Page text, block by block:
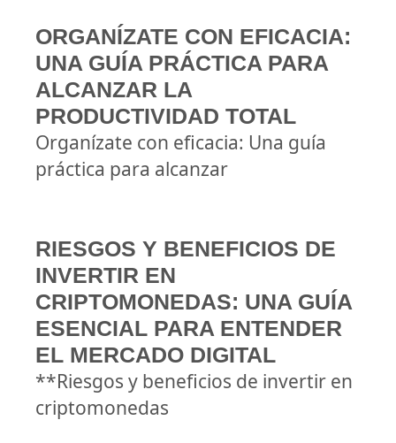
ORGANÍZATE CON EFICACIA:
UNA GUÍA PRÁCTICA PARA
ALCANZAR LA
PRODUCTIVIDAD TOTAL
Organízate con eficacia: Una guía
práctica para alcanzar
RIESGOS Y BENEFICIOS DE
INVERTIR EN
CRIPTOMONEDAS: UNA GUÍA
ESENCIAL PARA ENTENDER
EL MERCADO DIGITAL
**Riesgos y beneficios de invertir en
criptomonedas